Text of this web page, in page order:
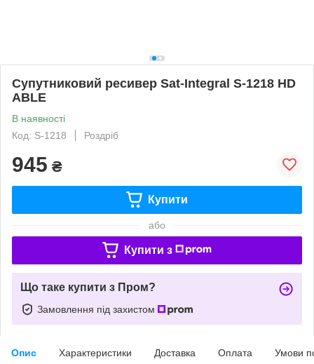
Супутниковий ресивер Sat-Integral S-1218 HD
ABLE
В наявності
Код: S-1218
Роздріб
945 ₴
Купити
або
Купити з
Що таке купити з Пром?
Замовлення під захистом
Опис Характеристики Доставка Оплата Умови